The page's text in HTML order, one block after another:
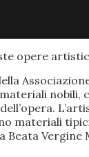
opere
materiali
Beata